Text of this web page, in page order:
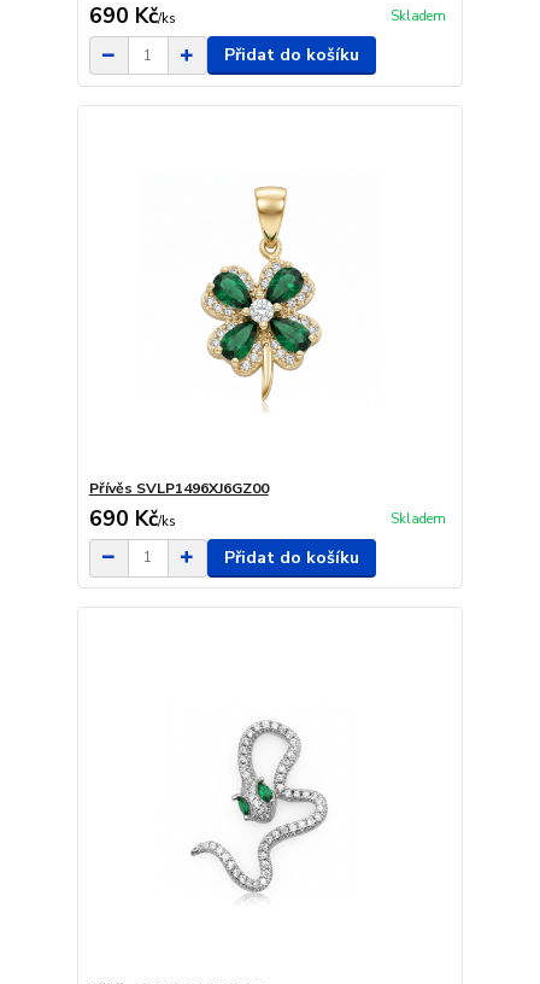
690 Kč/ks Skladem
Přidat do košíku
Přívěs SVLP1496XJ6GZ00
690 Kč/ks Skladem
Přidat do košíku